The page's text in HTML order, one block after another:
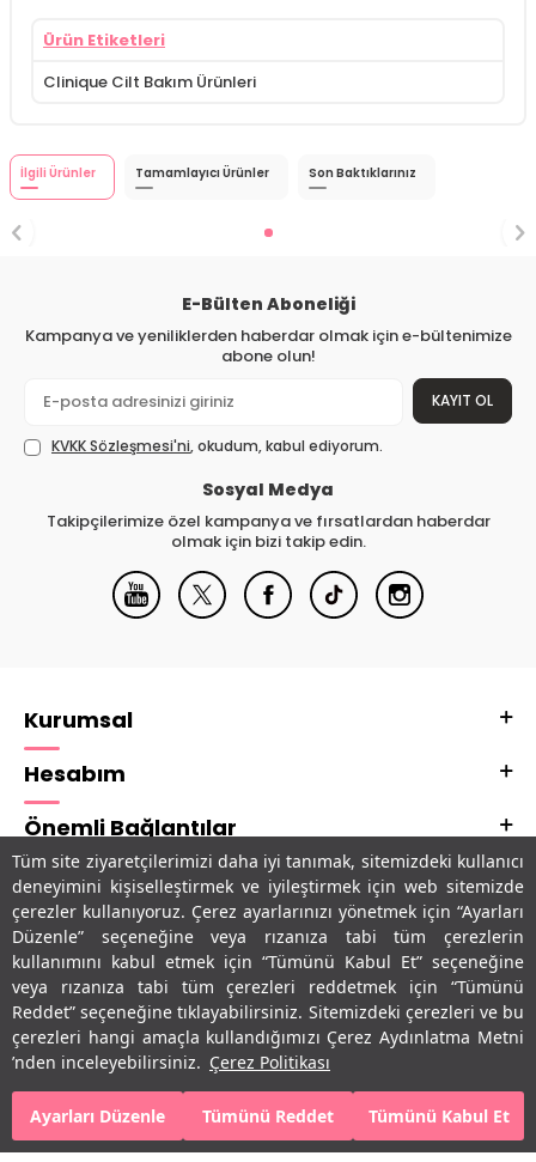
Tüm site ziyaretçilerimizi daha iyi tanımak, sitemizdeki kullanıcı
deneyimini kişiselleştirmek ve iyileştirmek için web sitemizde
çerezler kullanıyoruz. Çerez ayarlarınızı yönetmek için “Ayarları
Düzenle” seçeneğine veya rızanıza tabi tüm çerezlerin
kullanımını kabul etmek için “Tümünü Kabul Et” seçeneğine
veya rızanıza tabi tüm çerezleri reddetmek için “Tümünü
Reddet” seçeneğine tıklayabilirsiniz. Sitemizdeki çerezleri ve bu
çerezleri hangi amaçla kullandığımızı Çerez Aydınlatma Metni
’nden inceleyebilirsiniz. Çerez Politikası
Ayarları Düzenle Tümünü Reddet Tümünü Kabul Et
SEPETE EKLE HEMEN AL
Ürün Etiketleri
Clinique Cilt Bakım Ürünleri
İlgili Ürünler Tamamlayıcı Ürünler Son Baktıklarınız
E-Bülten Aboneliği
Kampanya ve yeniliklerden haberdar olmak için e-bültenimize
abone olun!
KAYIT OL
KVKK Sözleşmesi'ni, okudum, kabul ediyorum.
Sosyal Medya
Takipçilerimize özel kampanya ve fırsatlardan haberdar
olmak için bizi takip edin.
Kurumsal
Hesabım
Önemli Bağlantılar
Adres & İletişim
Uygulamalarımız